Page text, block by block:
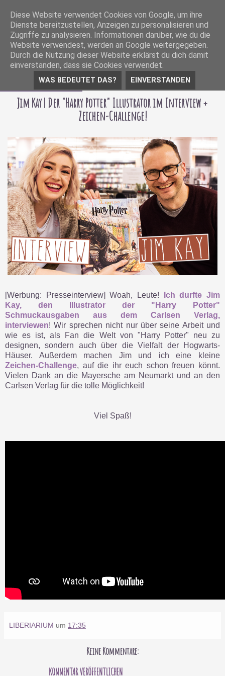
Jim Kay | Der "Harry Potter" Illustrator im Interview +
Zeichen-Challenge!
[Werbung: Presseinterview] Woah, Leute!
Ich durfte Jim
Kay, den Illustrator der "Harry Potter"
Schmuckausgaben aus dem Carlsen Verlag,
interviewen! Wir sprechen nicht nur über seine Arbeit und
wie es ist, als Fan die Welt von "Harry Potter" neu zu
designen, sondern auch über die Vielfalt der Hogwarts-
Häuser. Außerdem machen Jim und ich eine kleine
Zeichen-Challenge, auf die ihr euch schon freuen könnt.
Vielen Dank an die Mayersche am Neumarkt und an den
Carlsen Verlag für die tolle Möglichkeit!
Viel Spaß!
LIBERIARIUM um 17:35
Keine Kommentare:
KOMMENTAR VERÖFFENTLICHEN
Diese Website verwendet Cookies von Google, um ihre
Dienste bereitzustellen, Anzeigen zu personalisieren und
Zugriffe zu analysieren. Informationen darüber, wie du die
Website verwendest, werden an Google weitergegeben.
Durch die Nutzung dieser Website erklärst du dich damit
einverstanden, dass sie Cookies verwendet.
WAS BEDEUTET DAS? EINVERSTANDEN